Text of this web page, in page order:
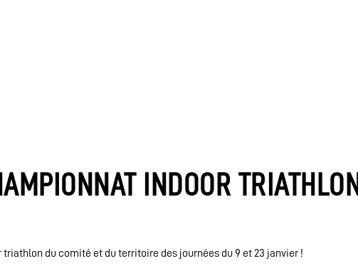
INDOOR TRIATHLON
du comité et du territoire des journées du 9 et 23 janvier !